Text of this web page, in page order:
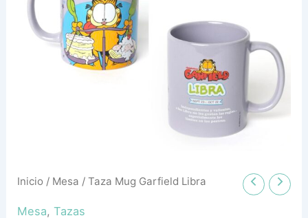
Inicio / Mesa / Taza Mug Garfield Libra
Mesa,Tazas